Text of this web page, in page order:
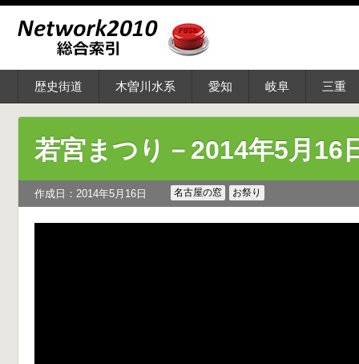
歴史街道 木曽川水系 愛知 岐阜 三重
若宮まつり－2014年5月16
作成日：2014年5月16日 名古屋の窓 お祭り